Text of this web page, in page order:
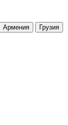
Армения
Грузия